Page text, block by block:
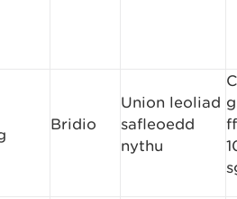
Bridio
Union leoliad
safleoedd
nythu